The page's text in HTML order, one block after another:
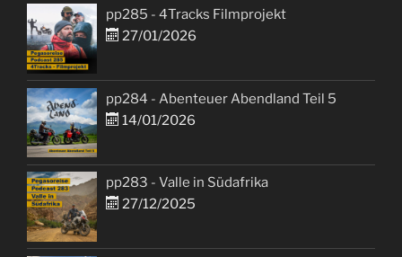
pp285 - 4Tracks Filmprojekt
27/01/2026
pp284 - Abenteuer Abendland Teil 5
14/01/2026
pp283 - Valle in Südafrika
27/12/2025